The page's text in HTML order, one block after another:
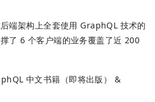
端架构上全套使用 GraphQL 技术的
了 6 个客户端的业务覆盖了近 200
中文书籍（即将出版） &